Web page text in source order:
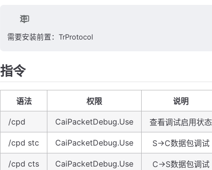
注
需要安装前置：TrProtocol
指令
语法 权限 说明
/cpd CaiPacketDebug.Use 查看调试启用状态
/cpd stc CaiPacketDebug.Use S->C数据包调试
/cpd cts CaiPacketDebug.Use C->S数据包调试